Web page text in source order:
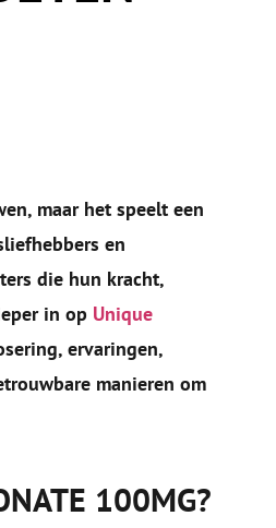
maar het speelt een
en
die hun kracht,
in op Unique
ervaringen,
manieren om
100MG?